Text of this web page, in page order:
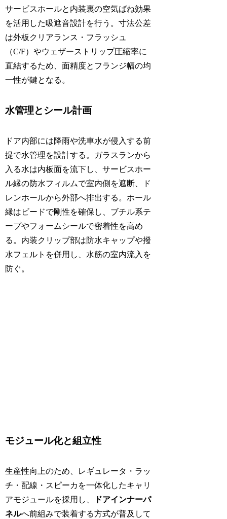
サービスホールと内装裏の空気ばね効果
を活用した吸遮音設計を行う。寸法公差
は外板クリアランス・フラッシュ
（C/F）やウェザーストリップ圧縮率に
直結するため、面精度とフランジ幅の均
一性が鍵となる。
水管理とシール計画
ドア内部には降雨や洗車水が侵入する前
提で水管理を設計する。ガラスランから
入る水は内板面を流下し、サービスホー
ル縁の防水フィルムで室内側を遮断、ド
レンホールから外部へ排出する。ホール
縁はビードで剛性を確保し、ブチル系テ
ープやフォームシールで密着性を高め
る。内装クリップ部は防水キャップや撥
水フェルトを併用し、水筋の室内流入を
防ぐ。
モジュール化と組立性
生産性向上のため、レギュレータ・ラッ
チ・配線・スピーカを一体化したキャリ
アモジュールを採用し、
ドアインナーパ
ネルへ前組みで装着する方式が普及して